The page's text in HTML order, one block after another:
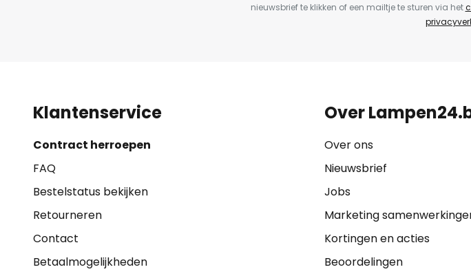
nieuwsbrief te klikken of een mailtje te sturen via het
Klantenservice
Contract herroepen
FAQ
Bestelstatus bekijken
Retourneren
Contact
Betaalmogelijkheden
Over
Over ons
Nieuwsbrief
Jobs
Marketing
Kortingen en acties
Beoordelingen